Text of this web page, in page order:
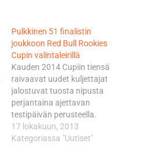
Pulkkinen 51 finalistin
joukkoon Red Bull Rookies
Cupin valintaleirillä
Kauden 2014 Cupiin tiensä
raivaavat uudet kuljettajat
jalostuvat tuosta nipusta
perjantaina ajettavan
testipäivän perusteella.
MotoGP-sarjan yhteydessä
ja KTM:n Moto3-luokan
17 lokakuun, 2013
Kategoriassa "Uutiset"